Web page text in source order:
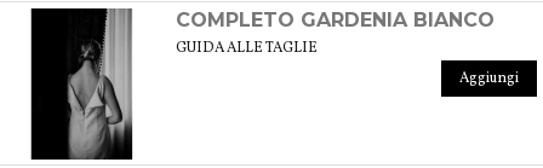
COMPLETO GARDENIA BIANCO
GUIDA ALLE TAGLIE
Aggiungi